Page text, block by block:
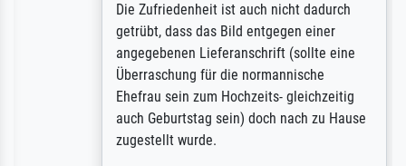
Die Zufriedenheit ist auch nicht dadurch
getrübt, dass das Bild entgegen einer
angegebenen Lieferanschrift (sollte eine
Überraschung für die normannische
Ehefrau sein zum Hochzeits- gleichzeitig
auch Geburtstag sein) doch nach zu Hause
zugestellt wurde.